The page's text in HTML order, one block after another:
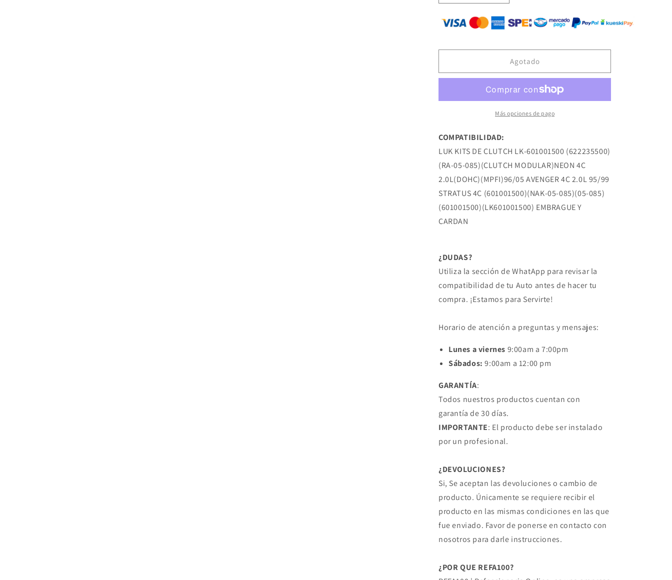
cantidad
para
LK-
KIT
(622235500)
05-
MODULAR)NEON
4C
2.0L(DOHC)
(MPFI)96/05
AVENGER
4C
2.0L
95/99
STRATUS
4C
cantidad
para
LK-
KIT
(622235500)
(RA-
05-
085)
MODULAR)NEON
4C
2.0L(DOHC)
(MPFI)96/05
AVENGER
4C
2.0L
95/99
Agotado
Más opciones de pago
COMPATIBILIDAD:
LUK KITS DE CLUTCH LK-601001500 (622235500)
(RA-05-085)(CLUTCH MODULAR)NEON 4C
2.0L(DOHC)(MPFI)96/05 AVENGER 4C 2.0L 95/99
STRATUS 4C (601001500)(NAK-05-085)(05-085)
(601001500)(LK601001500) EMBRAGUE Y
CARDAN
¿DUDAS?
Utiliza la sección de WhatApp para revisar la
compatibilidad de tu Auto antes de hacer tu
compra. ¡Estamos para Servirte!
Horario de atención a preguntas y mensajes:
Lunes a viernes 9:00am a 7:00pm
Sábados: 9:00am a 12:00 pm
GARANTÍA:
Todos nuestros productos cuentan con
garantía de 30 días.
IMPORTANTE: El producto debe ser instalado
por un profesional.
¿DEVOLUCIONES?
Si, Se aceptan las devoluciones o cambio de
producto. Únicamente se requiere recibir el
producto en las mismas condiciones en las que
fue enviado. Favor de ponerse en contacto con
nosotros para darle instrucciones.
¿POR QUE REFA100?